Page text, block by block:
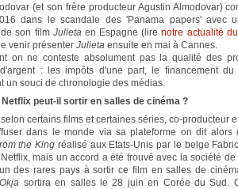
(et son frère producteur Agustin Almodovar)
dans le scandale des 'Panama papers' avec
son film Julietaen Espagne (lirenotre actualité
venir présenter Julieta ensuite en mai à Cannes.
on ne conteste absolument pas la qualité des
: les impôts d'une part, le financement
un souci de chronologie des médias.
Netflix peut-il sortir en salles de cinéma ?
selon certains films et certaines séries, co-producteur
dans le monde via sa plateforme on dit alors
the King réalisé aux Etats-Unis par le belge
mais un accord a été trouvé avec la société
des rares pays à sortir ce film en salles de
Okja sortira en salles le 28 juin en Corée du Sud.